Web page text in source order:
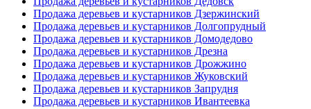
Продажа деревьев и кустарников Дзержинский
Продажа деревьев и кустарников Долгопрудный
Продажа деревьев и кустарников Домодедово
Продажа деревьев и кустарников Дрезна
Продажа деревьев и кустарников Дрожжино
Продажа деревьев и кустарников Жуковский
Продажа деревьев и кустарников Запрудня
Продажа деревьев и кустарников Ивантеевка